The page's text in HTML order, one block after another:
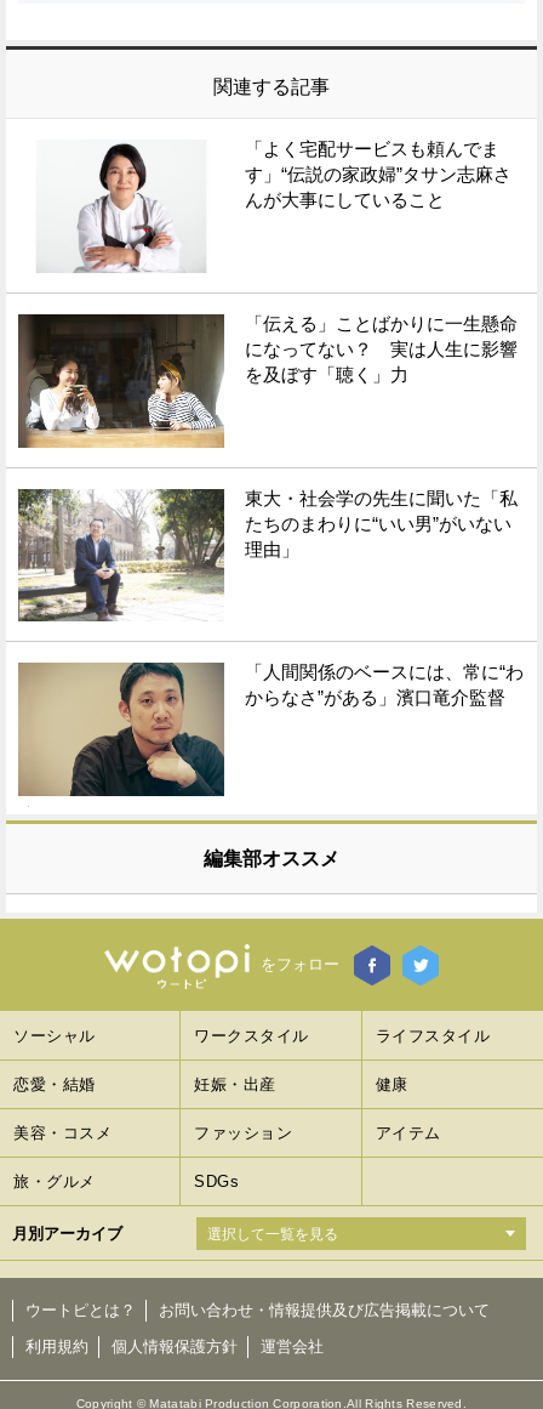
関連する記事
「よく宅配サービスも頼んでま
す」“伝説の家政婦”タサン志麻さ
んが大事にしていること
「伝える」ことばかりに一生懸命
になってない？ 実は人生に影響
を及ぼす「聴く」力
東大・社会学の先生に聞いた「私
たちのまわりに“いい男”がいない
理由」
「人間関係のベースには、常に“わ
からなさ”がある」濱口竜介監督
編集部オススメ
をフォロー
ソーシャル ワークスタイル ライフスタイル
恋愛・結婚 妊娠・出産 健康
美容・コスメ ファッション アイテム
旅・グルメ SDGs
月別アーカイブ
ウートピとは？
お問い合わせ・情報提供及び広告掲載について
利用規約
個人情報保護方針 運営会社
Copyright © Matatabi Production Corporation.All Rights Reserved.